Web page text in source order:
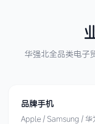
华强北全品类电子
品牌手机
Apple / Samsung / 华